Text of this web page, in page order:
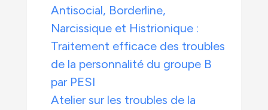
Antisocial, Borderline,
Narcissique et Histrionique :
Traitement efficace des troubles
de la personnalité du groupe B
par PESI
Atelier sur les troubles de la